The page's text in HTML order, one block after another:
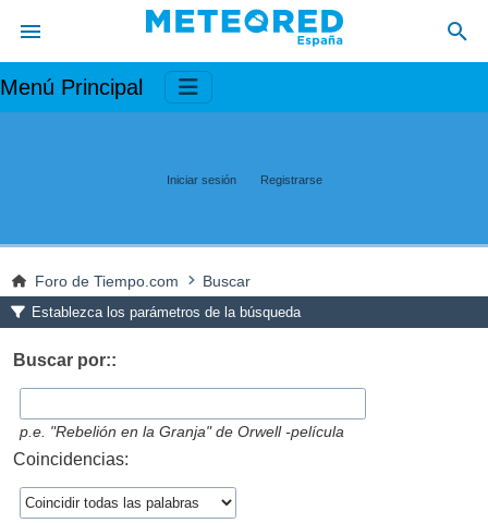
Menú Principal
Iniciar sesión Registrarse
Foro de Tiempo.com Buscar
Establezca los parámetros de la búsqueda
Buscar por::
p.e. "Rebelión en la Granja" de Orwell -película
Coincidencias: